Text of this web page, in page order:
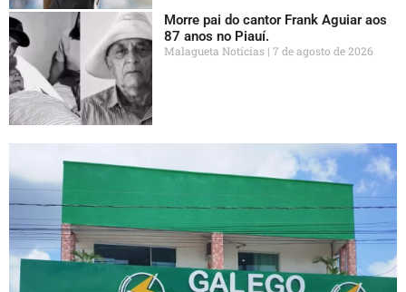
Morre pai do cantor Frank Aguiar aos
87 anos no Piauí.
Malagueta Notícias 7 de agosto de 2026